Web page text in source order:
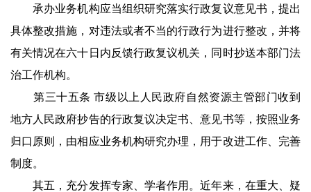
承办业务机构应当组织研究落实行政复议意见书，提出
具体整改措施，对违法或者不当的行政行为进行整改，并将
有关情况在六十日内反馈行政复议机关，同时抄送本部门法
治工作机构。
第三十五条 市级以上人民政府自然资源主管部门收到
地方人民政府抄告的行政复议决定书、意见书等，按照业务
归口原则，由相应业务机构研究办理，用于改进工作、完善
制度。
其五，充分发挥专家、学者作用。近年来，在重大、疑